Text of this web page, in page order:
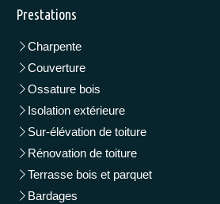
Prestations
Charpente
Couverture
Ossature bois
Isolation extérieure
Sur-élévation de toiture
Rénovation de toiture
Terrasse bois et parquet
Bardages